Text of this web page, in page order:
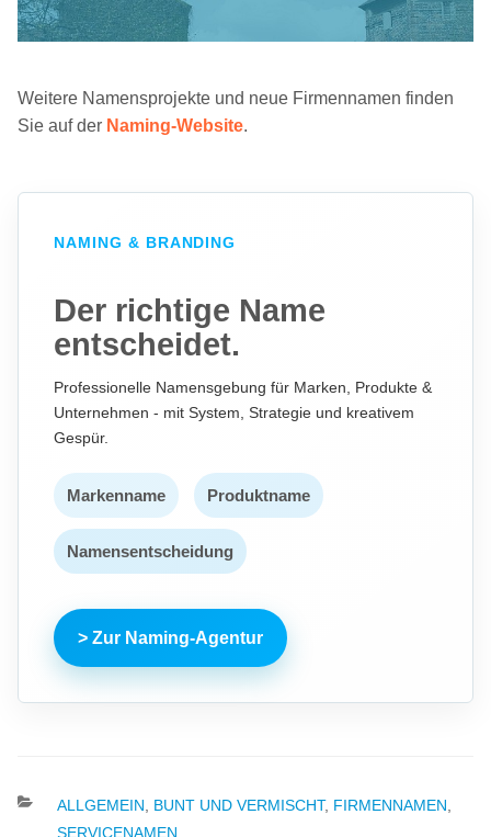
Weitere Namensprojekte und neue Firmennamen finden
Sie auf der Naming-Website.
NAMING & BRANDING
Der richtige Name
entscheidet.
Professionelle Namensgebung für Marken, Produkte &
Unternehmen - mit System, Strategie und kreativem
Gespür.
Markenname Produktname
Namensentscheidung
> Zur Naming-Agentur
KATEGORIEN
ALLGEMEIN BUNT UND VERMISCHT, FIRMENNAMEN
SERVICENAMEN